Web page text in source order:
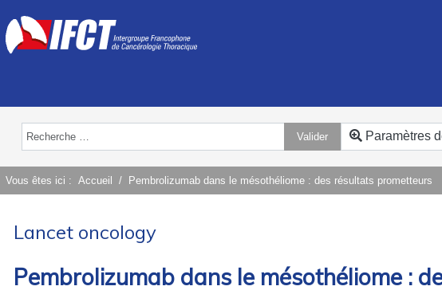
Valider Paramètres
Vous êtes ici : Accueil Pembrolizumab dans le mésothéliome : des résultats prometteurs
Lancet oncology
Pembrolizumab dans le mésothéliome :